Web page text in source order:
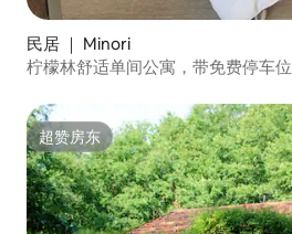
民居 ｜ Minori
柠檬林舒适单间公寓，带免费停车位
超赞房东
超赞房东